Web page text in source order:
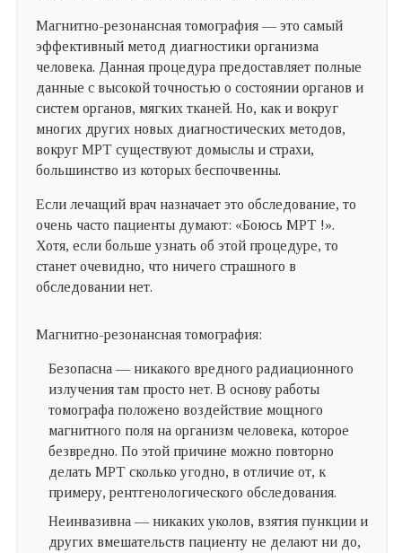
Магнитно-резонансная томография — это самый
эффективный метод диагностики организма
человека. Данная процедура предоставляет полные
данные с высокой точностью о состоянии органов и
систем органов, мягких тканей. Но, как и вокруг
многих других новых диагностических методов,
вокруг МРТ существуют домыслы и страхи,
большинство из которых беспочвенны.
Если лечащий врач назначает это обследование, то
очень часто пациенты думают: «Боюсь МРТ !».
Хотя, если больше узнать об этой процедуре, то
станет очевидно, что ничего страшного в
обследовании нет.
Магнитно-резонансная томография:
Безопасна — никакого вредного радиационного
излучения там просто нет. В основу работы
томографа положено воздействие мощного
магнитного поля на организм человека, которое
безвредно. По этой причине можно повторно
делать МРТ сколько угодно, в отличие от, к
примеру, рентгенологического обследования.
Неинвазивна — никаких уколов, взятия пункции и
других вмешательств пациенту не делают ни до,